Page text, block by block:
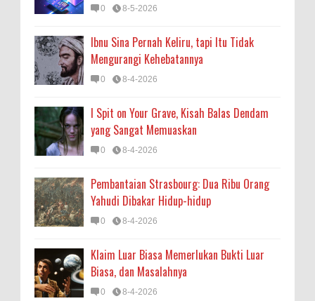
0 8-5-2026
Ibnu Sina Pernah Keliru, tapi Itu Tidak
Mengurangi Kehebatannya
0 8-4-2026
I Spit on Your Grave, Kisah Balas Dendam
yang Sangat Memuaskan
0 8-4-2026
Pembantaian Strasbourg: Dua Ribu Orang
Yahudi Dibakar Hidup-hidup
0 8-4-2026
Klaim Luar Biasa Memerlukan Bukti Luar
Biasa, dan Masalahnya
0 8-4-2026